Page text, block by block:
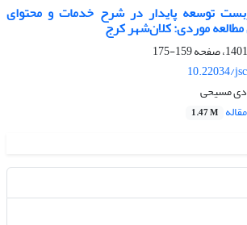
توسعه پایدار در شرح خدمات و محتوای
موردی: کلان‌شهر کرج
159-175
10.22034/
مسیحی
1.47 M